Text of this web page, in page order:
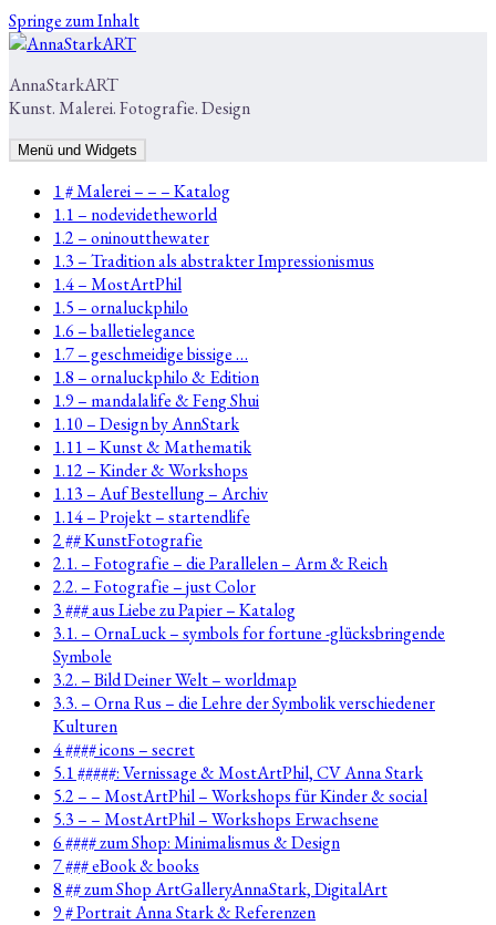
Springe zum Inhalt
AnnaStarkART
Kunst. Malerei. Fotografie. Design
Menü und Widgets
1 # Malerei – – – Katalog
1.1 – nodevidetheworld
1.2 – oninoutthewater
1.3 – Tradition als abstrakter Impressionismus
1.4 – MostArtPhil
1.5 – ornaluckphilo
1.6 – balletielegance
1.7 – geschmeidige bissige …
1.8 – ornaluckphilo & Edition
1.9 – mandalalife & Feng Shui
1.10 – Design by AnnStark
1.11 – Kunst & Mathematik
1.12 – Kinder & Workshops
1.13 – Auf Bestellung – Archiv
1.14 – Projekt – startendlife
2 ## KunstFotografie
2.1. – Fotografie – die Parallelen – Arm & Reich
2.2. – Fotografie – just Color
3 ### aus Liebe zu Papier – Katalog
3.1. – OrnaLuck – symbols for fortune -glücksbringende
Symbole
3.2. – Bild Deiner Welt – worldmap
3.3. – Orna Rus – die Lehre der Symbolik verschiedener
Kulturen
4 #### icons – secret
5.1 #####: Vernissage & MostArtPhil, CV Anna Stark
5.2 – – MostArtPhil – Workshops für Kinder & social
5.3 – – MostArtPhil – Workshops Erwachsene
6 #### zum Shop: Minimalismus & Design
7 ### eBook & books
8 ## zum Shop ArtGalleryAnnaStark, DigitalArt
9 # Portrait Anna Stark & Referenzen